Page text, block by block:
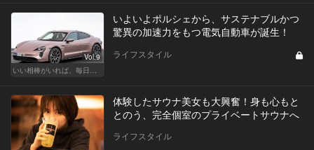
Vol.9
いよいよポルシェから、サステナブルかつ
驚異の加速力をもつ電気自動車が誕生！
ライフスタイル
体験したサウナ美女も大興奮！身も心もと
とのう、完全個室のプライベートサウナへ
ライフスタイル